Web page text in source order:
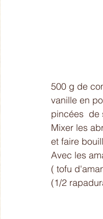
500 g de
vanille en
pincées  de
Mixer les
et faire
Avec les
( tofu
(1/2